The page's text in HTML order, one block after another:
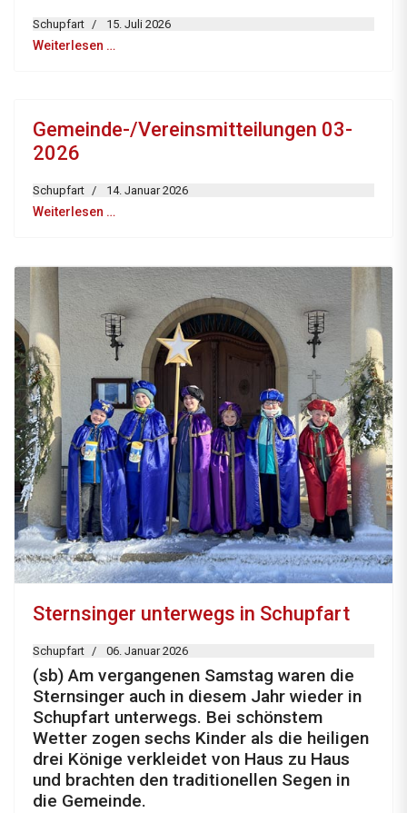
Schupfart 15. Juli 2026
Weiterlesen …
Gemeinde-/Vereinsmitteilungen 03-
2026
Schupfart 14. Januar 2026
Weiterlesen …
Sternsinger unterwegs in Schupfart
Schupfart 06. Januar 2026
(sb) Am vergangenen Samstag waren die
Sternsinger auch in diesem Jahr wieder in
Schupfart unterwegs. Bei schönstem
Wetter zogen sechs Kinder als die heiligen
drei Könige verkleidet von Haus zu Haus
und brachten den traditionellen Segen in
die Gemeinde.